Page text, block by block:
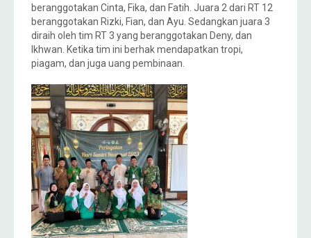
beranggotakan Cinta, Fika, dan Fatih. Juara 2 dari RT 12
beranggotakan Rizki, Fian, dan Ayu. Sedangkan juara 3
diraih oleh tim RT 3 yang beranggotakan Deny, dan
Ikhwan. Ketika tim ini berhak mendapatkan tropi,
piagam, dan juga uang pembinaan.